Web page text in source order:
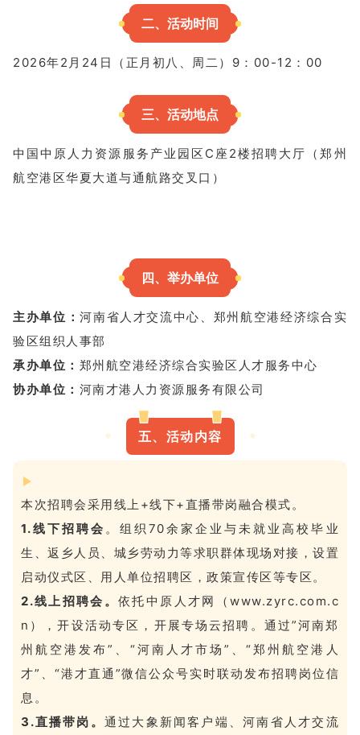
二、活动时间
2026年2月24日（正月初八、周二）9：00-12：00
三、活动地点
中国中原人力资源服务产业园区C座2楼招聘大厅（郑州
航空港区华夏大道与通航路交叉口）
四、举办单位
主办单位：河南省人才交流中心、 郑州航空港经济综合实
验区组织人事部
承办单位： 郑州航空港经济综合实验区人才服务中心
协办单位： 河南才港人力资源服务有限公司
五、活动内容
本次招聘会采用线上+线下+直播带岗融合模式。
1.线下招聘会 。 组织70余家企业与未就业高校毕业
生、返乡人员、城乡劳动力等求职群体现场对接，设置
启动仪式区、用人单位招聘区，政策宣传区等专区。
2.线上招聘会。依托中原人才网（www.zyrc.com.c
n），开设活动专区，开展专场云招聘。通过”河南郑
州航空港发布”、“河南人才市场”、“郑州航空港人
才”、“港才直通”微信公众号实时联动发布招聘岗位信
息。
3.直播带岗。 通过大象新闻客户端、河南省人才交流